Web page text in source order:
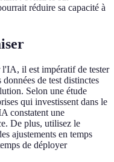
réduire sa capacité à
l'IA, il est impératif de tester
de test distinctes
Selon une étude
qui investissent dans le
constatent une
De plus, utilisez le
ajustements en temps
de déployer